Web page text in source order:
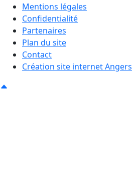
Mentions légales
Confidentialité
Partenaires
Plan du site
Contact
Création site internet Angers